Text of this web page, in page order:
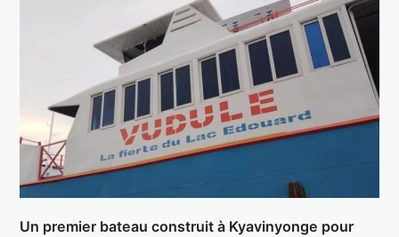
Un premier bateau construit à Kyavinyonge pour